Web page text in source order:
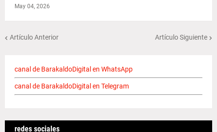
May 04, 2026
Artículo Anterior Artículo Siguiente
canal de BarakaldoDigital en WhatsApp
canal de BarakaldoDigital en Telegram
redes sociales